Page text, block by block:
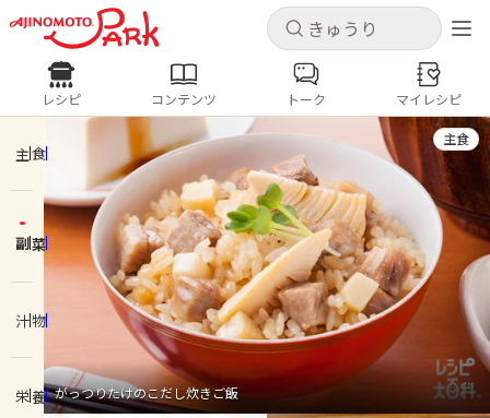
キャンセル
ログインするとレシピを保存できます
ログイン 新規登録
ホーム
コンテンツ
レシピ
キャンセル
レシピ コンテンツ
人気の食材・レシピ
きゅうり なす トマト
とうもろこし
ピーマン
みょうが ゴーヤ
レシピ コンテンツ トーク マイレシピ
主食
副菜
汁物
栄養 がっつりたけのこだし炊きご飯
主食